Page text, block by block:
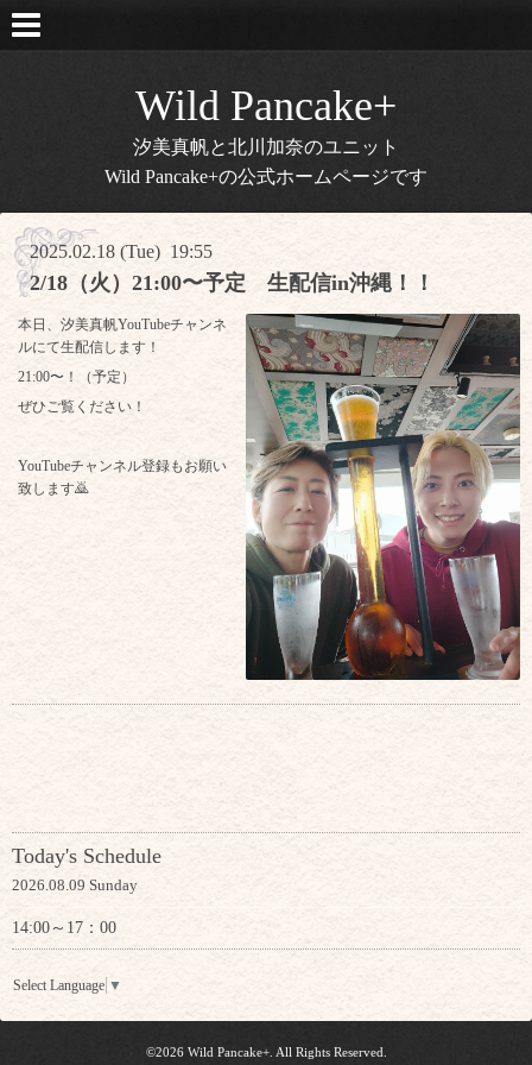
Wild Pancake+
汐美真帆と北川加奈のユニット
Wild Pancake+の公式ホームページです
2025.02.18 (Tue) 19:55
2/18（火）21:00〜予定 生配信in沖縄！！
本日、汐美真帆YouTubeチャンネ
ルにて生配信します！
21:00〜！（予定）
ぜひご覧ください！
YouTubeチャンネル登録もお願い
致します🙇
Today's Schedule
2026.08.09 Sunday
14:00～17：00
Select Language ▼
©2026 Wild Pancake+. All Rights Reserved.